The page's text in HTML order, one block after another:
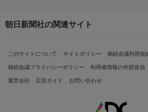
朝日新聞社の関連サイト
このサイトについて サイトポリシー 相続会議利用規
相続会議プライバシーポリシー 利用者情報の外部送信
運営会社 広告ガイド お問い合わせ